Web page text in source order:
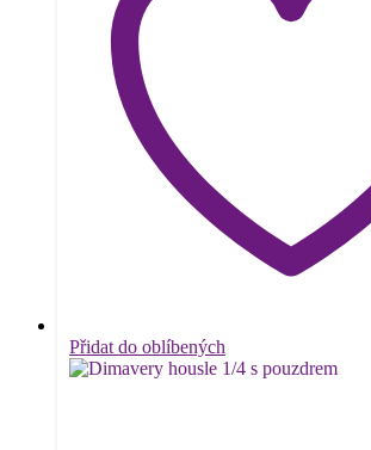
Přidat do oblíbených